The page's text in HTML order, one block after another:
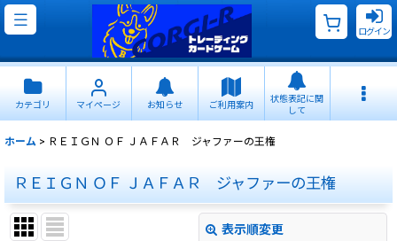
ログイン
カテゴリ マイページ お知らせ ご利用案内
状態表記に関
して
ホーム > ＲＥＩＧＮ ＯＦ ＪＡＦＡＲ ジャファーの王権
ＲＥＩＧＮ ＯＦ ＪＡＦＡＲ ジャファーの王権
表示順変更